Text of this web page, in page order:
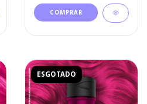
ESGOTADO